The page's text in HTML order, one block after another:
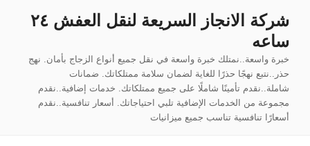
المحتوى
شركة الانجاز السريعة لنقل العفش ٢٤
ساعه
خبرة واسعة..نمتلك خبرة واسعة في نقل جميع أنواع الزجاج بأمان. نهج
حذر..نتبع نهجًا حذرًا للغاية لضمان سلامة ممتلكاتك. ضمانات
شاملة..نقدم تأمينًا شاملًا على جميع ممتلكاتك. خدمات إضافية..نقدم
مجموعة من الخدمات الإضافية تلبي احتياجاتك. أسعار تنافسية..نقدم
أسعارًا تنافسية تناسب جميع ميزانيات